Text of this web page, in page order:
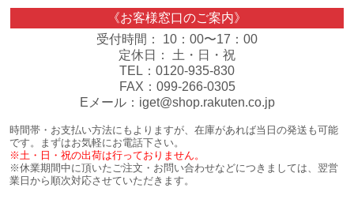
《お客様窓口のご案内》
受付時間： 10：00〜17：00
定休日： 土・日・祝
TEL：0120-935-830
FAX：099-266-0305
Eメール：iget@shop.rakuten.co.jp
時間帯・お支払い方法にもよりますが、在庫があれば当日の発送も可能
です。まずはお気軽にお電話下さい。
※土・日・祝の出荷は行っておりません。
※休業期間中に頂いたご注文・お問い合わせなどにつきましては、翌営
業日から順次対応させていただきます。